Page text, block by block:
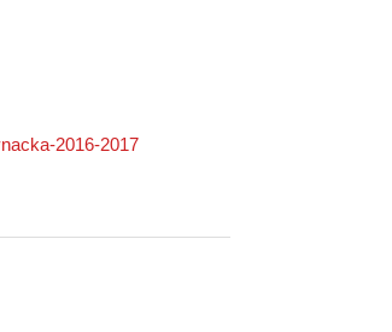
2016-2017